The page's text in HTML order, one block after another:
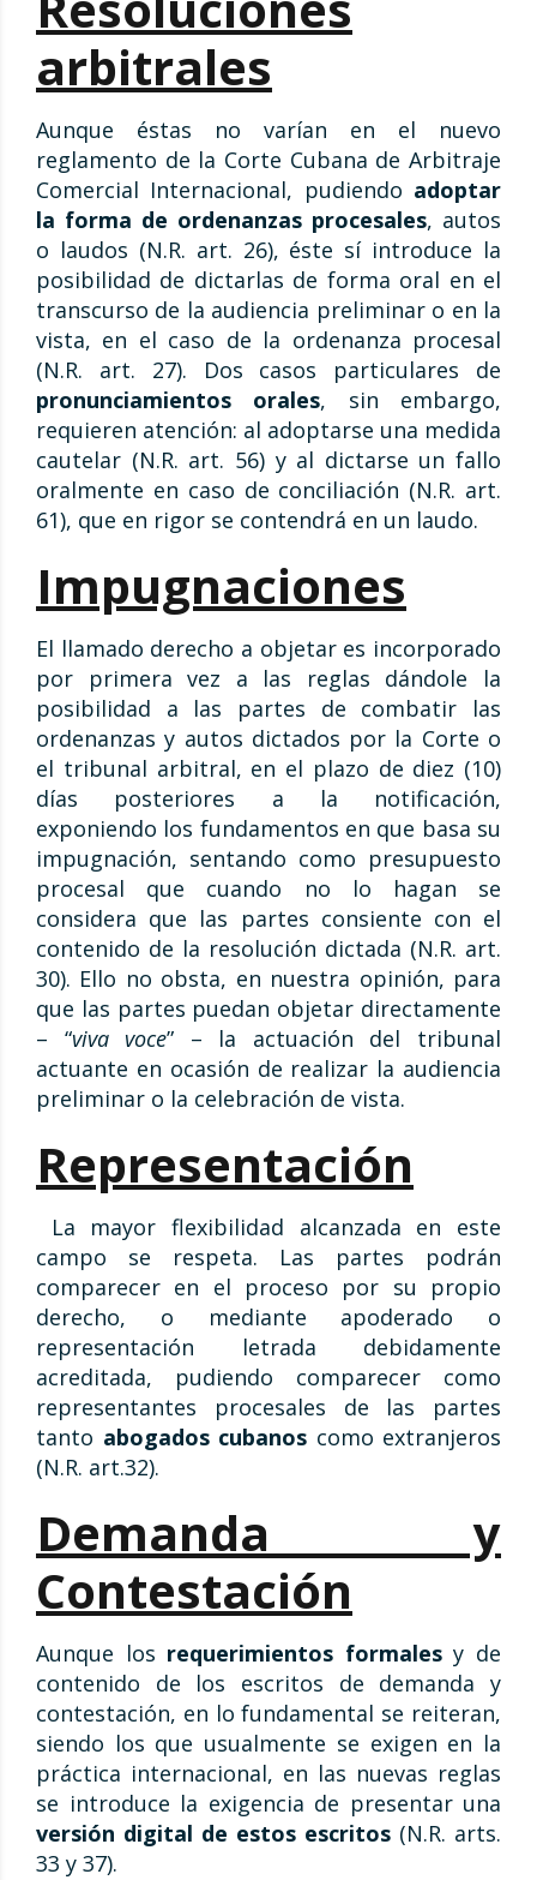
arbitrales
Aunque éstas no varían en el nuevo
reglamento de la Corte Cubana de Arbitraje
Comercial Internacional, pudiendo adoptar
la forma de ordenanzas procesales, autos
o laudos (N.R. art. 26), éste sí introduce la
posibilidad de dictarlas de forma oral en el
transcurso de la audiencia preliminar o en la
vista, en el caso de la ordenanza procesal
(N.R. art. 27). Dos casos particulares de
pronunciamientos orales, sin embargo,
requieren atención: al adoptarse una medida
cautelar (N.R. art. 56) y al dictarse un fallo
oralmente en caso de conciliación (N.R. art.
61), que en rigor se contendrá en un laudo.
Impugnaciones
El llamado derecho a objetar es incorporado
por primera vez a las reglas dándole la
posibilidad a las partes de combatir las
ordenanzas y autos dictados por la Corte o
el tribunal arbitral, en el plazo de diez (10)
días posteriores a la notificación,
exponiendo los fundamentos en que basa su
impugnación, sentando como presupuesto
procesal que cuando no lo hagan se
considera que las partes consiente con el
contenido de la resolución dictada (N.R. art.
30). Ello no obsta, en nuestra opinión, para
que las partes puedan objetar directamente
– “viva voce” – la actuación del tribunal
actuante en ocasión de realizar la audiencia
preliminar o la celebración de vista.
Representación
La mayor flexibilidad alcanzada en este
campo se respeta. Las partes podrán
comparecer en el proceso por su propio
derecho, o mediante apoderado o
representación letrada debidamente
acreditada, pudiendo comparecer como
representantes procesales de las partes
tanto abogados cubanos como extranjeros
(N.R. art.32).
Demanda y
Contestación
Aunque los requerimientos formalesy de
contenido de los escritos de demanda y
contestación, en lo fundamental se reiteran,
siendo los que usualmente se exigen en la
práctica internacional, en las nuevas reglas
se introduce la exigencia de presentar una
versión digital de estos escritos (N.R. arts.
33 y 37).